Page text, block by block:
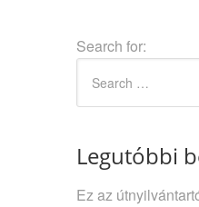
Search for:
Legutóbbi
Ez az